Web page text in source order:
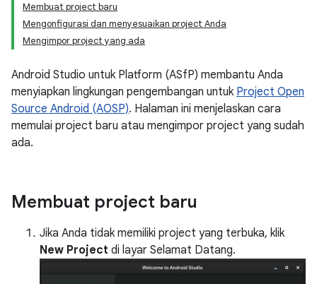
Membuat project baru
Mengonfigurasi dan menyesuaikan project Anda
Mengimpor project yang ada
Android Studio untuk Platform (ASfP) membantu Anda
menyiapkan lingkungan pengembangan untuk Project Open
Source Android (AOSP). Halaman ini menjelaskan cara
memulai project baru atau mengimpor project yang sudah
ada.
Membuat project baru
Jika Anda tidak memiliki project yang terbuka, klik
New Project di layar Selamat Datang.